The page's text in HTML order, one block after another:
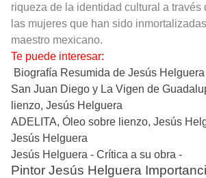
riqueza de la identidad cultural a través
las mujeres que han sido
maestro mexicano.
Te puede interesar:
Biografía Resumida de Jesús Helguera
San Juan Diego y La Vigen de
lienzo, Jesús Helguera
ADELITA, Óleo sobre lienzo, Jesús
Jesús Helguera
Jesús Helguera - Crítica a su obra -
Pintor Jesús Helguera